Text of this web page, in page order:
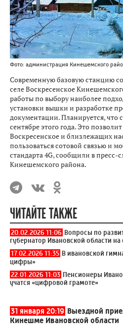
Фото: администрация Кинешемского
Современную базовую станцию
селе Воскресенское
работы по выбору наиболее
установки вышки и разработке
документации. Планируется, что
сентябре этого года. Это
Воскресенское и близлежащих
пользоваться сотовой связью и
стандарта 4G, сообщили в
Кинешемского района.
ЧИТАЙТЕ ТАКЖЕ
20.02.2026 11:06 Вопросы по
губернатор Ивановской области
17.02.2026 11:35 В ивановской
цифры»
22.01.2026 11:03 Пенсионеры
учатся «цифровой грамоте»
31 января 20:19 Выездной
Кинешме Ивановской области